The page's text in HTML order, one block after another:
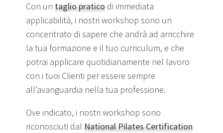
Con un taglio pratico di immediata
applicabilità, i nostri workshop sono un
concentrato di sapere che andrà ad arricchire
la tua formazione e il tuo curriculum, e che
potrai applicare quotidianamente nel lavoro
con i tuoi Clienti per essere sempre
all’avanguardia nella tua professione.
Ove indicato, i nostri workshop sono
riconosciuti dal National Pilates Certification